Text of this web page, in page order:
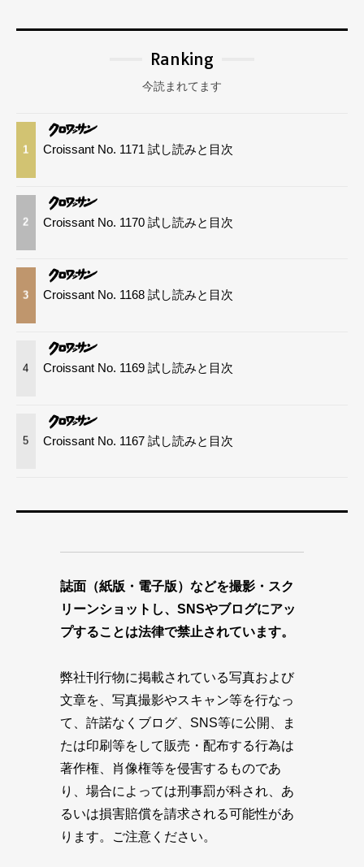
Ranking
今読まれてます
1 Croissant No. 1171 試し読みと目次
2 Croissant No. 1170 試し読みと目次
3 Croissant No. 1168 試し読みと目次
4 Croissant No. 1169 試し読みと目次
5 Croissant No. 1167 試し読みと目次
誌面（紙版・電子版）などを撮影・スク
リーンショットし、SNSやブログにアッ
プすることは法律で禁止されています。
弊社刊行物に掲載されている写真および
文章を、写真撮影やスキャン等を行なっ
て、許諾なくブログ、SNS等に公開、ま
たは印刷等をして販売・配布する行為は
著作権、肖像権等を侵害するものであ
り、場合によっては刑事罰が科され、あ
るいは損害賠償を請求される可能性があ
ります。ご注意ください。